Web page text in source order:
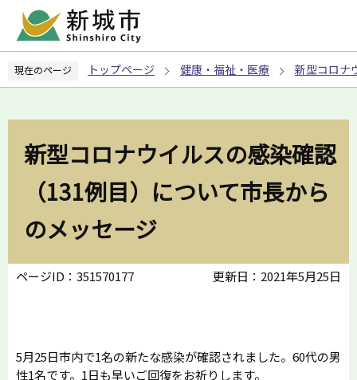
ペ
の
現在のページ トップページ 健康・福祉・医療 新型コロナ
新型コロナウイルスの感染確認
（131例目）について市長から
のメッセージ
ページID：351570177 更新日：2021年5月25日
5月25日市内で1名の新たな感染が確認されました。60代の男
性1名です。1日も早いご回復をお祈りします。